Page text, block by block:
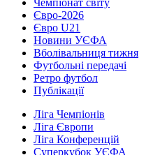
Чемпіонат світу
Євро-2026
Євро U21
Новини УЄФА
Вболівальниця тижня
Футбольні передачі
Ретро футбол
Публікації
Ліга Чемпіонів
Ліга Європи
Ліга Конференцій
Суперкубок УЄФА